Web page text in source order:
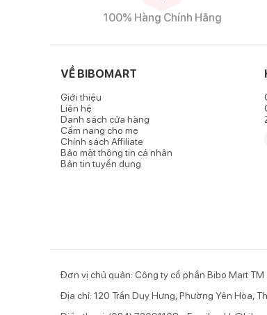
100% Hàng Chính Hãng
VỀ BIBOMART
Giới thiệu
Liên hệ
Danh sách cửa hàng
Cẩm nang cho mẹ
Chính sách Affiliate
Bảo mật thông tin cá nhân
Bản tin tuyển dụng
Đơn vị chủ quản: Công ty cổ phần Bibo Mart TM
Địa chỉ: 120 Trần Duy Hưng, Phường Yên Hòa,